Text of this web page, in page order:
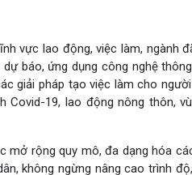
vực lao động, việc làm, ngành
dự báo, ứng dụng công nghệ
giải pháp tạo việc làm cho
Covid-19, lao động nông thôn,
mở rộng quy mô, đa dạng hóa
không ngừng nâng cao trình